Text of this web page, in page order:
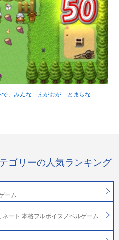
、みんな えがおが とまらな
ゴリーの人気ランキング
ーム
ート 本格フルボイスノベルゲーム